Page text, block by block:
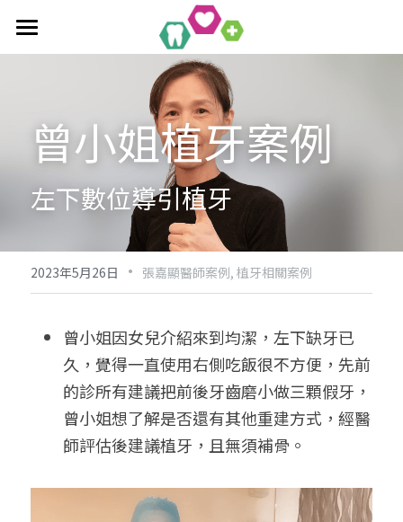
首頁
單科/多顆植牙療程
All-On-4/6一日全口重建
覆蓋性義齒
數位導引植牙
吸附式活動假牙
作品集
吸附式假牙作品集
植牙相關作品集
醫療新知
聯絡均潔
曾小姐植牙案例
左下數位導引植牙
2023年5月26日 · 張嘉顯醫師案例, 植牙相關案例
曾小姐因女兒介紹來到均潔，左下缺牙已
久，覺得一直使用右側吃飯很不方便，先前
的診所有建議把前後牙齒磨小做三顆假牙，
曾小姐想了解是否還有其他重建方式，經醫
師評估後建議植牙，且無須補骨。